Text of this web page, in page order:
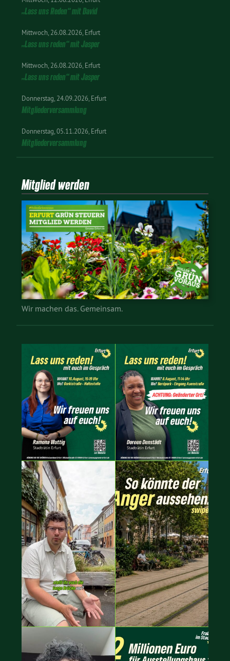
„Lass uns Reden“ mit David
Mittwoch 26.08.2026 Erfurt
„Lass uns reden“ mit Jasper
Mittwoch 26.08.2026 Erfurt
„Lass uns reden“ mit Jasper
Donnerstag 24.09.2026 Erfurt
Mitgliederversammlung
Donnerstag 05.11.2026 Erfurt
Mitgliederversammlung
Mitglied werden
Wir machen das. Gemeinsam.